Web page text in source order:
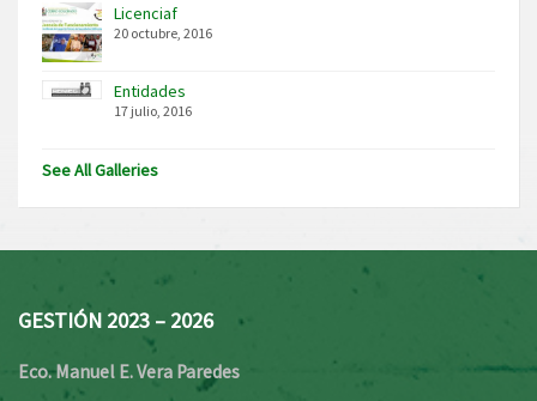
Licenciaf
20 octubre, 2016
Entidades
17 julio, 2016
See All Galleries
GESTIÓN 2023 – 2026
Eco. Manuel E. Vera Paredes